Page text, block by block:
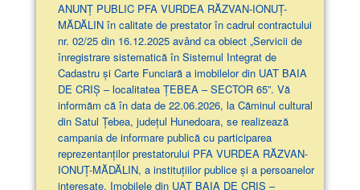
ANUNŢ PUBLIC PFA VURDEA RĂZVAN-IONUȚ-
MĂDĂLIN în calitate de prestator în cadrul contractului
nr. 02/25 din 16.12.2025 având ca obiect „Servicii de
înregistrare sistematică în Sistemul Integrat de
Cadastru și Carte Funciară a imobilelor din UAT BAIA
DE CRIȘ – localitatea ȚEBEA – SECTOR 65”. Vă
informăm că în data de 22.06.2026, la Căminul cultural
din Satul Țebea, județul Hunedoara, se realizează
campania de informare publică cu participarea
reprezentanților prestatorului PFA VURDEA RĂZVAN-
IONUȚ-MĂDĂLIN, a instituțiilor publice și a persoanelor
interesate. Imobilele din UAT BAIA DE CRIȘ –